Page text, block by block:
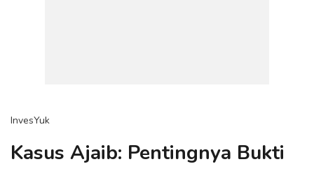
InvesYuk
Kasus Ajaib: Pentingnya Bukti